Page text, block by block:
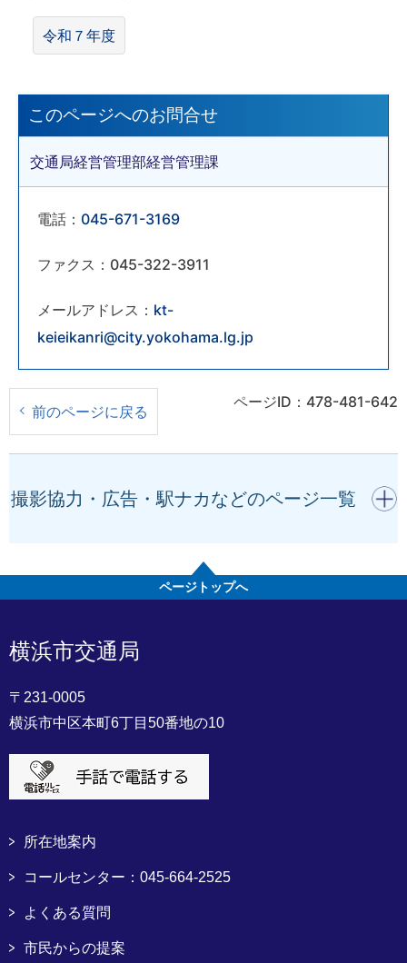
令和７年度
このページへのお問合せ
交通局経営管理部経営管理課
電話： 045-671-3169
ファクス：045-322-3911
メールアドレス： kt-
keieikanri@city.yokohama.lg.jp
前のページに戻る
ページID：478-481-642
撮影協力・広告・駅ナカなどのページ一覧
開く
ページトップへ
横浜市交通局
〒231-0005
横浜市中区本町6丁目50番地の10
所在地案内
コールセンター：045-664-2525
よくある質問
市民からの提案